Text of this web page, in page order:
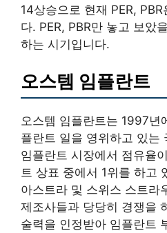
14상승으로 현재 PER,
다. PER, PBR만 놓고 보았
하는 시기입니다.
오스템 임플란트
오스템 임플란트는 1997년
플란트 일을 영위하고 있는
임플란트 시장에서 점유율
트 상표 중에서 1위를 하고
아스트라 및 스위스 스트라
제조사들과 당당히 경쟁을
술력을 인정받아 임플란트